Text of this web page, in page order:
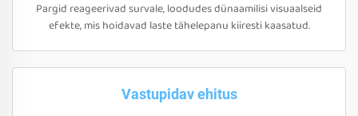
Pargid reageerivad survale, loodudes dünaamilisi visuaalseid
efekte, mis hoidavad laste tähelepanu kiiresti kaasatud.
Vastupidav ehitus